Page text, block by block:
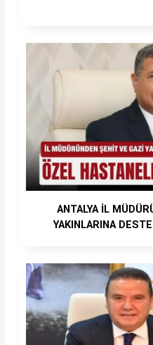
ANTALYA İL
YAKINLARINA